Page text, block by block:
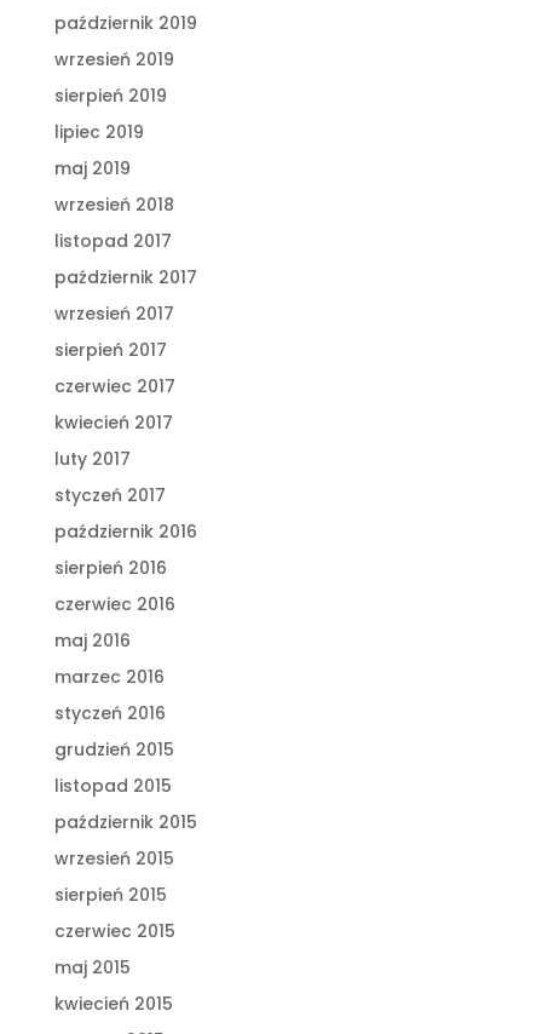
październik 2019
wrzesień 2019
sierpień 2019
lipiec 2019
maj 2019
wrzesień 2018
listopad 2017
październik 2017
wrzesień 2017
sierpień 2017
czerwiec 2017
kwiecień 2017
luty 2017
styczeń 2017
październik 2016
sierpień 2016
czerwiec 2016
maj 2016
marzec 2016
styczeń 2016
grudzień 2015
listopad 2015
październik 2015
wrzesień 2015
sierpień 2015
czerwiec 2015
maj 2015
kwiecień 2015